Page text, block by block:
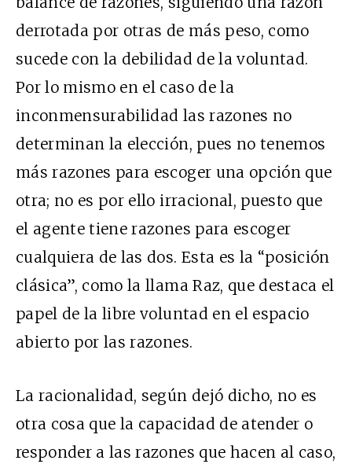
derrotada por otras de más peso, como
sucede con la debilidad de la voluntad.
Por lo mismo en el caso de la
inconmensurabilidad las razones no
determinan la elección, pues no tenemos
más razones para escoger una opción que
otra; no es por ello irracional, puesto que
el agente tiene razones para escoger
cualquiera de las dos. Esta es la “posición
clásica”, como la llama Raz, que destaca el
papel de la libre voluntad en el espacio
abierto por las razones.
La racionalidad, según dejó dicho, no es
otra cosa que la capacidad de atender o
responder a las razones que hacen al caso,